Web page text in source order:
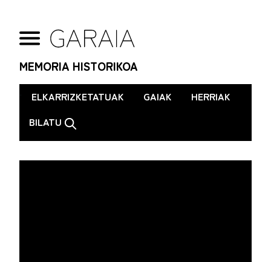
MEMORIA HISTORIKOA
. ELKARRIZKETATUAK GAIAK
HERRIAK
BILATU